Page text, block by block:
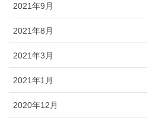
2021年9月
2021年8月
2021年3月
2021年1月
2020年12月